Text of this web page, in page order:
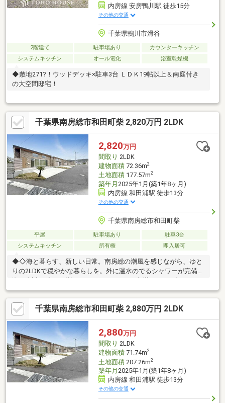
内房線 安房鴨川駅 徒歩15分
その他の交通
千葉県鴨川市滑谷
2階建て 駐車場あり
カウンターキッチン
システムキッチン
オール電化 浴室乾燥機
◆敷地271?！ウッドデッキ×駐車3台 ＬＤＫ19帖以上＆南庭付き
の大空間邸宅！
千葉県南房総市和田町柴 2,820万円 2LDK
2,820万円
間取り 2LDK
建物面積72.36m2
土地面積177.57m2
築年月 2025年1月(築1年8ヶ月)
内房線 和田浦駅 徒歩13分
その他の交通
千葉県南房総市和田町柴
平屋 駐車場あり
駐車3台
システムキッチン
所有権 即入居可
◆◇海と暮らす、新しい日常。南房総の潮風を感じながら、ゆと
りの2LDKで穏やかな暮らしを。外に温水のでるシャワーが完備♪
海を身近に感じる贅沢なロケーションで、心満たされる毎日があ
なたを待っています◇◆
千葉県南房総市和田町柴 2,880万円 2LDK
2,880万円
間取り 2LDK
建物面積71.74m2
土地面積207.26m2
築年月 2025年1月(築1年8ヶ月)
内房線 和田浦駅 徒歩13分
その他の交通